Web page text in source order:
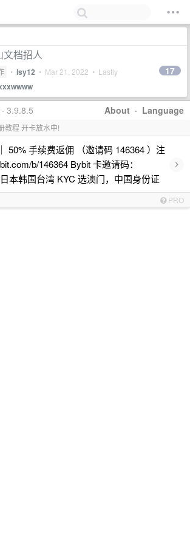
文档招人
• lsy12 • Mar 21, 2022 • Lastly
17
About · Language
3.9.8.5
教程 开卡放水中!
50% 手续费返佣 （邀请码 146364 ）注
b/146364 Bybit 卡邀请码：
本韩国台湾 KYC 选澳门，中国身份证
›
PRO